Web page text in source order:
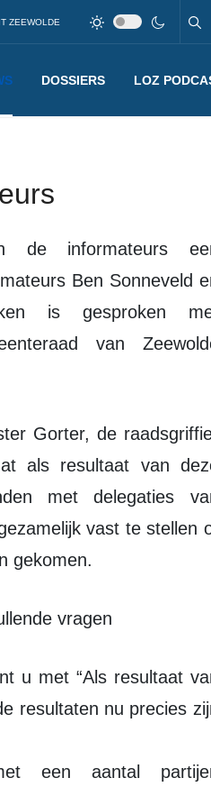
ZEEWOLDE
DOSSIERS LOZ
Ben Sonneveld
is gesproken
van
als resultaat van
met delegaties
vast te stellen
gekomen.
vragen
u met “Als resultaat
resultaten nu precies
een aantal